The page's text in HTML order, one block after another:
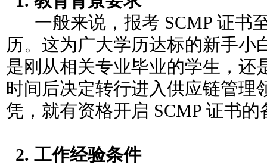
一般来说，报考 SCMP 证书
历。这为广大学历达标的新手小
是刚从相关专业毕业的学生，还
时间后决定转行进入供应链管理
凭，就有资格开启 SCMP 证书的
2. 工作经验条件